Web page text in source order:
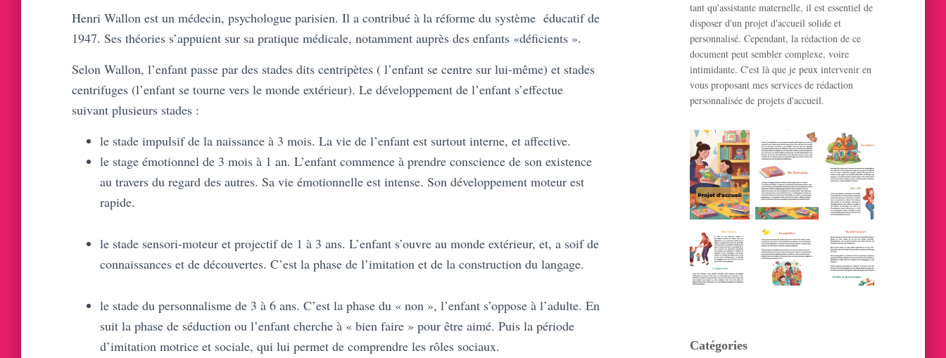
Henri Wallon est un médecin, psychologue parisien. Il a contribué à la réforme du système éducatif de
1947. Ses théories s’appuient sur sa pratique médicale, notamment auprès des enfants «déficients ».
Selon Wallon, l’enfant passe par des stades dits centripètes ( l’enfant se centre sur lui-même) et stades
centrifuges (l’enfant se tourne vers le monde extérieur). Le développement de l’enfant s’effectue
suivant plusieurs stades :
le stade impulsif de la naissance à 3 mois. La vie de l’enfant est surtout interne, et affective.
le stage émotionnel de 3 mois à 1 an. L’enfant commence à prendre conscience de son existence
au travers du regard des autres. Sa vie émotionnelle est intense. Son développement moteur est
rapide.
le stade sensori-moteur et projectif de 1 à 3 ans. L’enfant s’ouvre au monde extérieur, et, a soif de
connaissances et de découvertes. C’est la phase de l’imitation et de la construction du langage.
le stade du personnalisme de 3 à 6 ans. C’est la phase du « non », l’enfant s’oppose à l’adulte. En
suit la phase de séduction ou l’enfant cherche à « bien faire » pour être aimé. Puis la période
d’imitation motrice et sociale, qui lui permet de comprendre les rôles sociaux.
tant qu'assistante maternelle, il est essentiel de
disposer d'un projet d'accueil solide et
personnalisé. Cependant, la rédaction de ce
document peut sembler complexe, voire
intimidante. C'est là que je peux intervenir en
vous proposant mes services de rédaction
personnalisée de projets d'accueil.
Catégories